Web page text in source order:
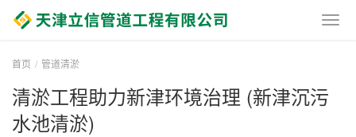
首页 管道清淤
清淤工程助力新津环境治理 (新津沉污
水池清淤)